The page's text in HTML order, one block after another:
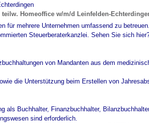
Homeoffice w/m/d Leinfelden-
für mehrere Unternehmen umfassend zu
Steuerberaterkanzlei. Sehen Sie sich
von Mandanten aus dem
die Unterstützung beim Erstellen von
als Buchhalter, Finanzbuchhalter,
sind erforderlich.